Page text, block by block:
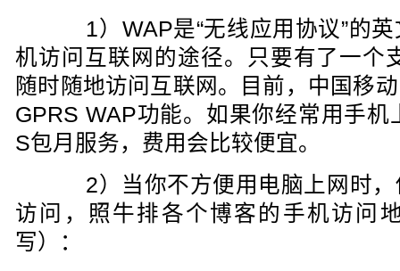
1）WAP是“无线应用协议”的英
机访问互联网的途径。只要有了一个
随时随地访问互联网。目前，中国移
GPRS WAP功能。如果你经常用手
S包月服务，费用会比较便宜。
2）当你不方便用电脑上网时，
访问，照牛排各个博客的手机访问
写）：